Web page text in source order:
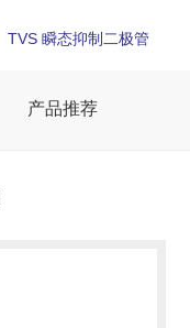
TVS 瞬态抑制二极管
产品推荐